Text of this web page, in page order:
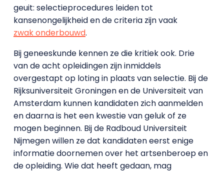
geuit: selectieprocedures leiden tot
kansenongelijkheid en de criteria zijn vaak
zwak onderbouwd.
Bij geneeskunde kennen ze die kritiek ook. Drie
van de acht opleidingen zijn inmiddels
overgestapt op loting in plaats van selectie. Bij de
Rijksuniversiteit Groningen en de Universiteit van
Amsterdam kunnen kandidaten zich aanmelden
en daarna is het een kwestie van geluk of ze
mogen beginnen. Bij de Radboud Universiteit
Nijmegen willen ze dat kandidaten eerst enige
informatie doornemen over het artsenberoep en
de opleiding. Wie dat heeft gedaan, mag